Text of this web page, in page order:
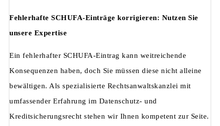
Fehlerhafte SCHUFA-Einträge korrigieren: Nutzen Sie
unsere Expertise
Ein fehlerhafter SCHUFA-Eintrag kann weitreichende
Konsequenzen haben, doch Sie müssen diese nicht alleine
bewältigen. Als spezialisierte Rechtsanwaltskanzlei mit
umfassender Erfahrung im Datenschutz- und
Kreditsicherungsrecht stehen wir Ihnen kompetent zur Seite.